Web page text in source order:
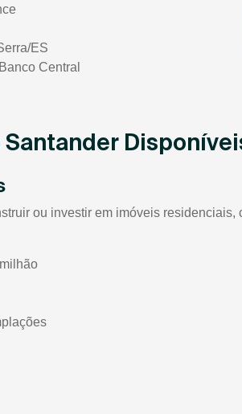
ES
Central
ou investir em imóveis